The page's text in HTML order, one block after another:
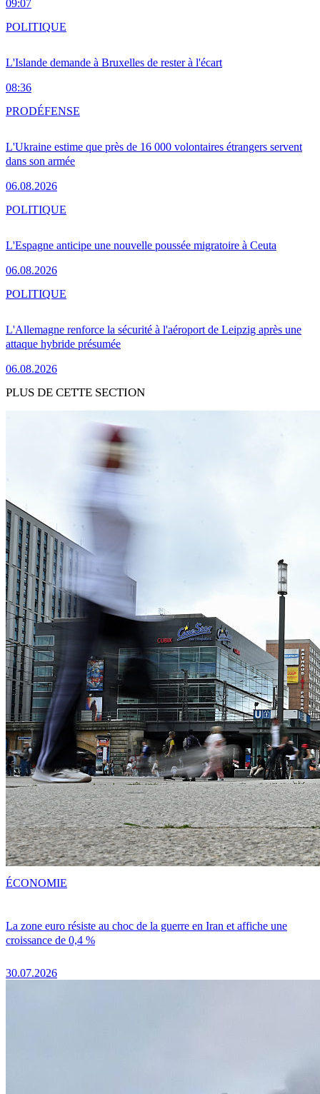
09:07
L'Islande demande à Bruxelles de rester à l'écart
08:36
POLITIQUE
L'Ukraine estime que près de 16 000 volontaires étrangers servent
dans son armée
06.08.2026
PRODÉFENSE
L'Espagne anticipe une nouvelle poussée migratoire à Ceuta
06.08.2026
POLITIQUE
L'Allemagne renforce la sécurité à l'aéroport de Leipzig après une
attaque hybride présumée
06.08.2026
POLITIQUE
PLUS DE CETTE SECTION
La zone euro résiste au choc de la guerre en Iran et affiche une
croissance de 0,4 %
30.07.2026
ÉCONOMIE